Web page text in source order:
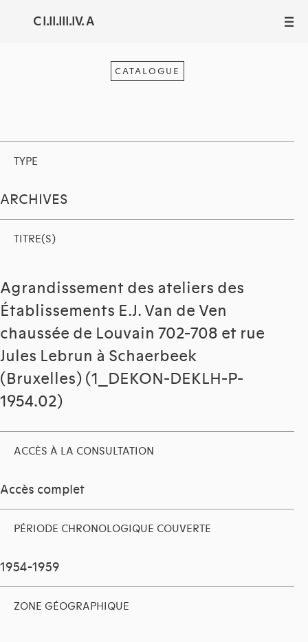
C I.II.III.IV. A III
CATALOGUE
TYPE
ARCHIVES
TITRE(S)
Agrandissement des ateliers des
Établissements E.J. Van de Ven
chaussée de Louvain 702-708 et rue
Jules Lebrun à Schaerbeek
(Bruxelles) (1_DEKON-DEKLH-P-
1954.02)
ACCÈS À LA CONSULTATION
Accès complet
PÉRIODE CHRONOLOGIQUE COUVERTE
1954-1959
ZONE GÉOGRAPHIQUE